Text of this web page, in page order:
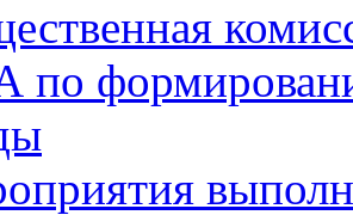
по